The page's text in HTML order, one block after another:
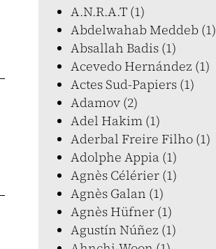
A.N.R.A.T (1)
Abdelwahab Meddeb (1)
Absallah Badis (1)
Acevedo Hernández (1)
Actes Sud-Papiers (1)
Adamov (2)
Adel Hakim (1)
Aderbal Freire Filho (1)
Adolphe Appia (1)
Agnès Célérier (1)
Agnès Galan (1)
Agnès Hüfner (1)
Agustín Núñez (1)